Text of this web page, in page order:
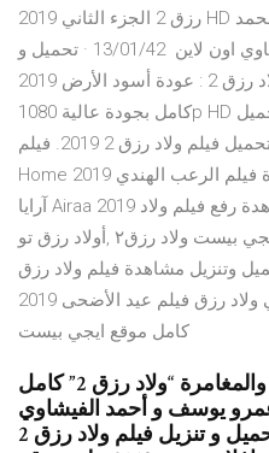
رزق 2 الجزء الثاني 2019 HD بطولة احمد عز وعمرو يوسف ومحمد
ممدوح واحمد الفيشاوي وخالد الصاوي اون لاين 13/01/42 · تحميل و
مشاهدة فيلم ولاد رزق 2 : عودة أسود الأرض 2019 Welad Rizk 2
كامل بجودة عالية 1080p HD مشاهدة اون لاين مباشرة وتحميل
مباشر تحميل فيلم ولاد رزق 2 2019. فيلم Spider-Man: Far from
Home 2019 مترجم اون لاين تحميل و مشاهدة فيلم الرعب الهندي
آرايا Airaa 2019 مترجم كامل بطولة [ .. ] 4.6 مشاهدة رفع فيلم ولاد
رزق الجزء الثاني أتش دي " ايجي بيست ولاد رزق٢ ,أولاد رزق تو
وتنزيل مشاهدة فيلم ولاد رزق
2 عودة أسود الأرض الجزء الثاني ولاد رزق فيلم عيد الأضحى 2019
كامل موقع ايجي بيست
مشاهدة فيلم الاكشن والمغامرة “ولاد رزق 2” كامل hd اون
يوسف و أحمد الفيشاوي
مشاهدة مباشرة يوتيوب , تحميل و تنزيل فيلم ولاد رزق 2